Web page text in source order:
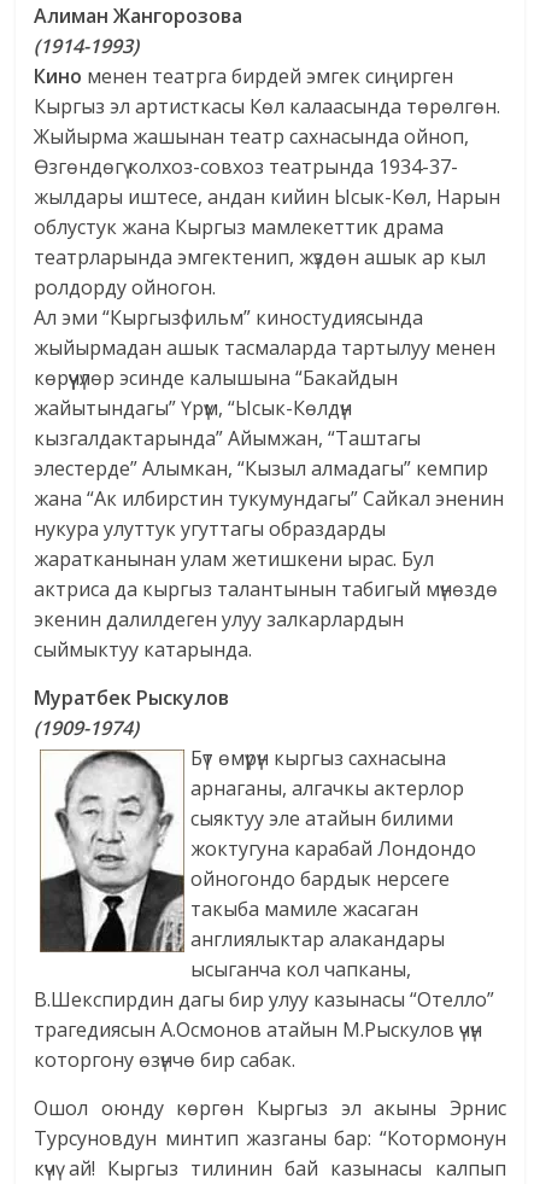
Алиман Жангорозова
(1914-1993)
Кино менен театрга бирдей эмгек сиңирген
Кыргыз эл артисткасы Көл калаасында төрөлгөн.
Жыйырма жашынан театр сахнасында ойноп,
Өзгөндөгү колхоз-совхоз театрында 1934-37-
жылдары иштесе, андан кийин Ысык-Көл, Нарын
облустук жана Кыргыз мамлекеттик драма
театрларында эмгектенип, жүздөн ашык ар кыл
ролдорду ойногон.
Ал эми “Кыргызфильм” киностудиясында
жыйырмадан ашык тасмаларда тартылуу менен
көрүүчүлөр эсинде калышына “Бакайдын
жайытындагы” Үрүм, “Ысык-Көлдүн
кызгалдактарында” Айымжан, “Таштагы
элестерде” Алымкан, “Кызыл алмадагы” кемпир
жана “Ак илбирстин тукумундагы” Сайкал эненин
нукура улуттук угуттагы образдарды
жаратканынан улам жетишкени ырас. Бул
актриса да кыргыз талантынын табигый мүнөздө
экенин далилдеген улуу залкарлардын
сыймыктуу катарында.
Муратбек Рыскулов
(1909-1974)
Бүт өмүрүн кыргыз сахнасына
арнаганы, алгачкы актерлор
сыяктуу эле атайын билими
жоктугуна карабай Лондондо
ойногондо бардык нерсеге
такыба мамиле жасаган
англиялыктар алакандары
ысыганча кол чапканы,
В.Шекспирдин дагы бир улуу казынасы “Отелло”
трагедиясын А.Осмонов атайын М.Рыскулов үчүн
которгону өзүнчө бир сабак.
Ошол оюнду көргөн Кыргыз эл акыны Эрнис
Турсуновдун минтип жазганы бар: “Котормонун
күчү ай! Кыргыз тилинин бай казынасы калпып